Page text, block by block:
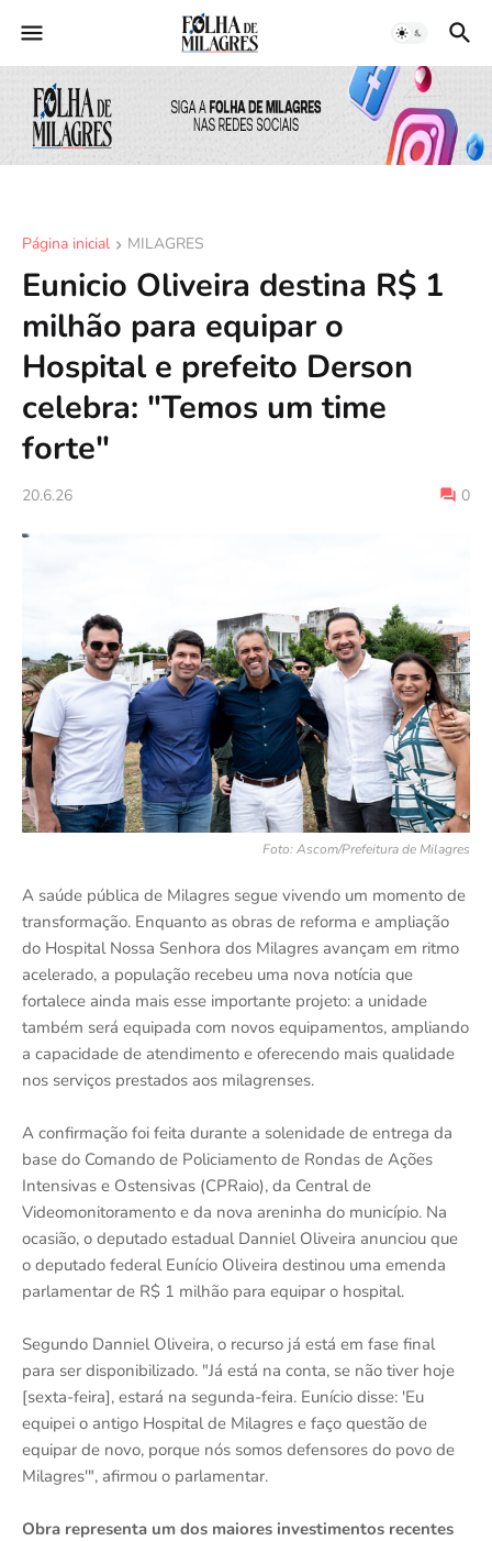
Página inicial MILAGRES
Eunicio Oliveira destina R$ 1
milhão para equipar o
Hospital e prefeito Derson
celebra: "Temos um time
forte"
20.6.26 0
Foto: Ascom/Prefeitura de Milagres
A saúde pública de Milagres segue vivendo um momento de
transformação. Enquanto as obras de reforma e ampliação
do Hospital Nossa Senhora dos Milagres avançam em ritmo
acelerado, a população recebeu uma nova notícia que
fortalece ainda mais esse importante projeto: a unidade
também será equipada com novos equipamentos, ampliando
a capacidade de atendimento e oferecendo mais qualidade
nos serviços prestados aos milagrenses.
A confirmação foi feita durante a solenidade de entrega da
base do Comando de Policiamento de Rondas de Ações
Intensivas e Ostensivas (CPRaio), da Central de
Videomonitoramento e da nova areninha do município. Na
ocasião, o deputado estadual Danniel Oliveira anunciou que
o deputado federal Eunício Oliveira destinou uma emenda
parlamentar de R$ 1 milhão para equipar o hospital.
Segundo Danniel Oliveira, o recurso já está em fase final
para ser disponibilizado. "Já está na conta, se não tiver hoje
[sexta-feira], estará na segunda-feira. Eunício disse: 'Eu
equipei o antigo Hospital de Milagres e faço questão de
equipar de novo, porque nós somos defensores do povo de
Milagres'", afirmou o parlamentar.
Obra representa um dos maiores investimentos recentes